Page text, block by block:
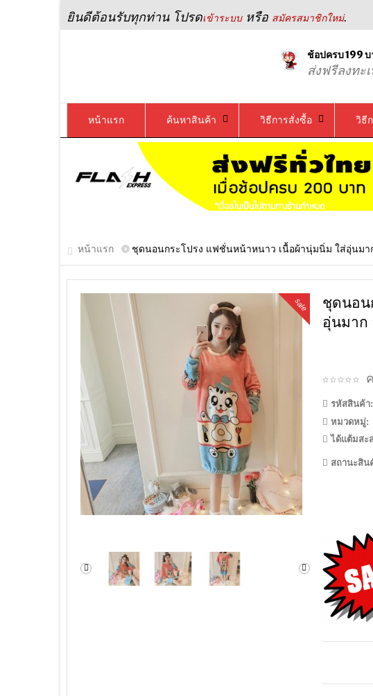
ยินดีต้อนรับทุกท่าน โปรดเข้าระบบหรือ สมัครสมาชิกใหม่.
ช้อปครบ 199
ส่งฟรีลงทะ
หน้าแรก ค้นหาสินค้า วิธีการสั่งซื้อ วิธี
หน้าแรก ชุดนอนกระโปรง แฟชั่นหน้าหนาว เนื้อผ้านุ่มนิ่ม ใส่อุ่นมา
sale
ชุดนอน
อุ่นมาก
รหัสสินค้า:
หมวดหมู่:
ได้แต้มสะ
สถานะสิน